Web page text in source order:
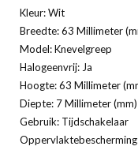
Kleur: Wit
Breedte: 63 Millimeter
Model: Knevelgreep
Halogeenvrij: Ja
Hoogte: 63 Millimeter
Diepte: 7 Millimeter (mm)
Gebruik: Tijdschakelaar